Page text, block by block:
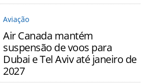
Aviação
Air Canada mantém
suspensão de voos para
Dubai e Tel Aviv até janeiro de
2027